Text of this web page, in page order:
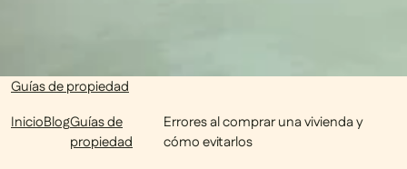
Guías de propiedad
InicioBlogGuías de
propiedad
Errores al comprar una vivienda y
cómo evitarlos